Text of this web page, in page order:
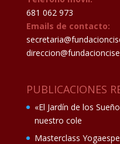
681 062 973
Emails de contacto:
PUBLICACIONES
«El Jardín de los
nuestro cole
Masterclass